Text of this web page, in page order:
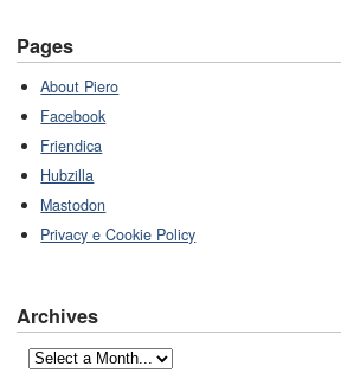
Pages
About Piero
Facebook
Friendica
Hubzilla
Mastodon
Privacy e Cookie Policy
Archives